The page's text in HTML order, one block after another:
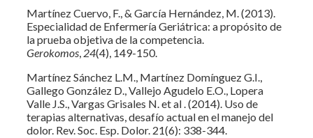
Martínez Cuervo, F., & García Hernández, M. (2013).
Especialidad de Enfermería Geriátrica: a propósito de
la prueba objetiva de la competencia.
Gerokomos 24(4), 149-150.
Martínez Sánchez L.M., Martínez Domínguez G.I.,
Gallego González D., Vallejo Agudelo E.O., Lopera
Valle J.S., Vargas Grisales N. et al . (2014). Uso de
terapias alternativas, desafío actual en el manejo del
dolor. Rev. Soc. Esp. Dolor. 21(6): 338-344.